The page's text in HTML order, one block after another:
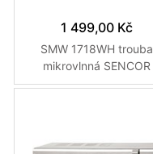
1 499,00 Kč
SMW 1718WH trouba
mikrovlnná SENCOR